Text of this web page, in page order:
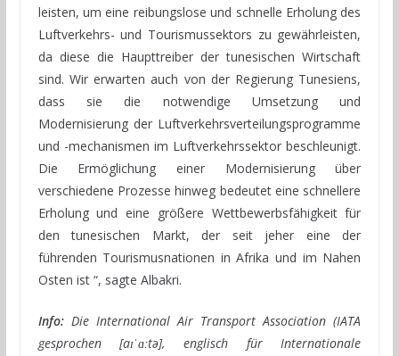
leisten, um eine reibungslose und schnelle Erholung des
Luftverkehrs- und Tourismussektors zu gewährleisten,
da diese die Haupttreiber der tunesischen Wirtschaft
sind. Wir erwarten auch von der Regierung Tunesiens,
dass sie die notwendige Umsetzung und
Modernisierung der Luftverkehrsverteilungsprogramme
und -mechanismen im Luftverkehrssektor beschleunigt.
Die Ermöglichung einer Modernisierung über
verschiedene Prozesse hinweg bedeutet eine schnellere
Erholung und eine größere Wettbewerbsfähigkeit für
den tunesischen Markt, der seit jeher eine der
führenden Tourismusnationen in Afrika und im Nahen
Osten ist “, sagte Albakri.
Info:Die International Air Transport Association (IATA
gesprochen [aɪˈɑːtə], englisch für Internationale